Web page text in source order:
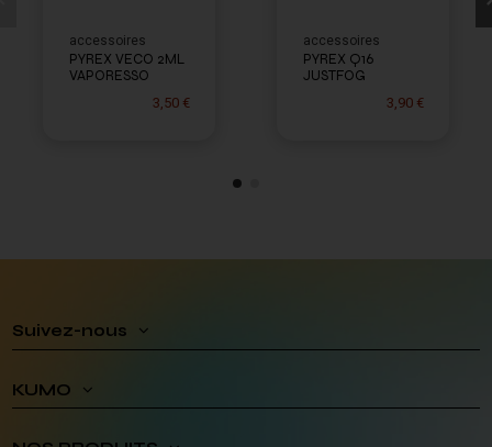
accessoires
PYREX VECO 2ML
VAPORESSO
3,50 €
accessoires
PYREX Q16
JUSTFOG
3,90 €
Suivez-nous
KUMO